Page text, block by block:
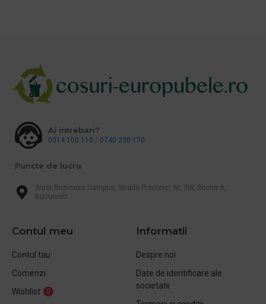
Ai intrebari?
0314 100 110 / 0740 230 170
Puncte de lucru
West Business Campus, Strada Preciziei, Nr, 3W, Sector 6,
Bucuresti
Contul meu
Contul tau
Comenzi
Wishlist
0
Informatii
Despre noi
Date de identificare ale
societatii